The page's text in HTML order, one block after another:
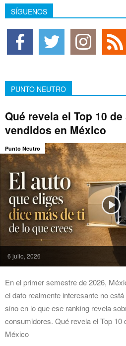
SÍGUENOS
PUNTO NEUTRO
Qué revela el Top 10
vendidos en México
6 julio, 2026
Punto Neutro
En el primer semestre de 2026,
el dato realmente interesante no
sino en lo que ese ranking revela
consumidores. Qué revela el Top
México